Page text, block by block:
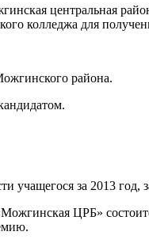
центральная
колледжа для
района.
учащегося за 2013 год,
ЦРБ»